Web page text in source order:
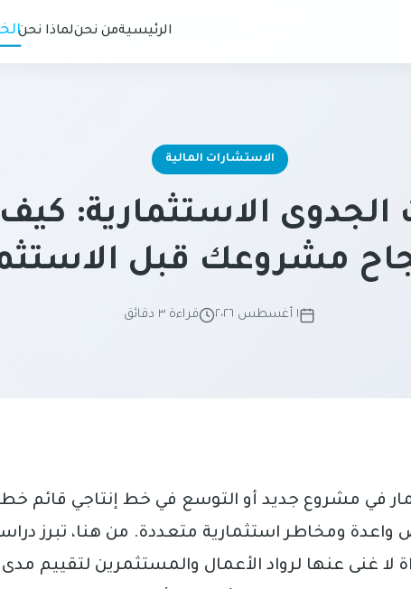
الرئيسيةمن نحنلماذا نحن
الاستشارات المالية
الاستثمارية: كيف
مشروعك قبل
١ أغسطس ٢٠٢٦ قراءة ٣ دقائق
في مشروع جديد أو التوسع في خط إنتاجي قائم
ومخاطر استثمارية متعددة. من هنا، تبرز
لا غنى عنها لرواد الأعمال والمستثمرين لتقييم